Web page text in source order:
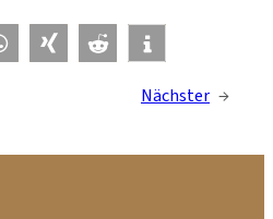
Nächster →